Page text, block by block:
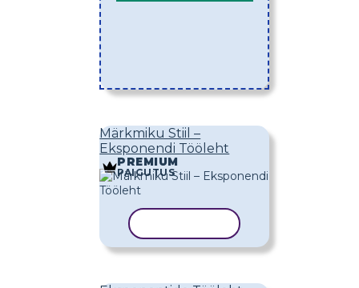
Märkmiku Stiil –
Eksponendi Tööleht
PREMIUM
PAIGUTUS